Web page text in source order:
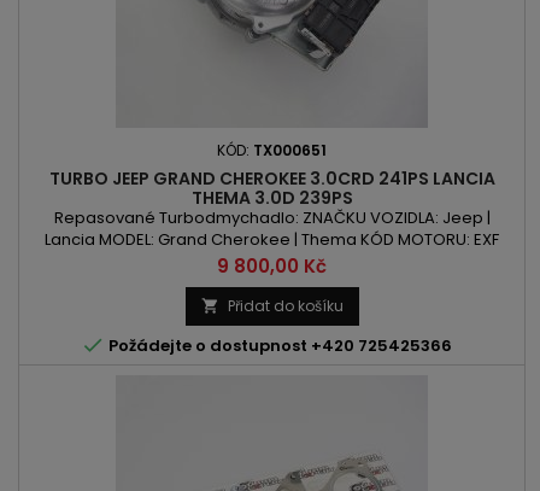
KÓD: TX000651
TURBO JEEP GRAND CHEROKEE 3.0CRD 241PS LANCIA
THEMA 3.0D 239PS
Repasované Turbodmychadlo: ZNAČKU VOZIDLA: Jeep |
Lancia MODEL: Grand Cherokee | Thema KÓD MOTORU: EXF
OBSAH: 2987ccm | 3.0 CRD | 3.0 D VÝKON: 239PS/176kW |
241PS/177kW ROK VÝROBY: 2011 -
Cena
9 800,00 Kč
 Přidat do košíku
 Požádejte o dostupnost +420 725425366